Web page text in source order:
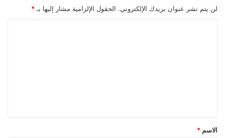
لن يتم نشر عنوان بريدك الإلكتروني. الحقول الإلزامية مشار إليها بـ *
ق
*
الاسم *